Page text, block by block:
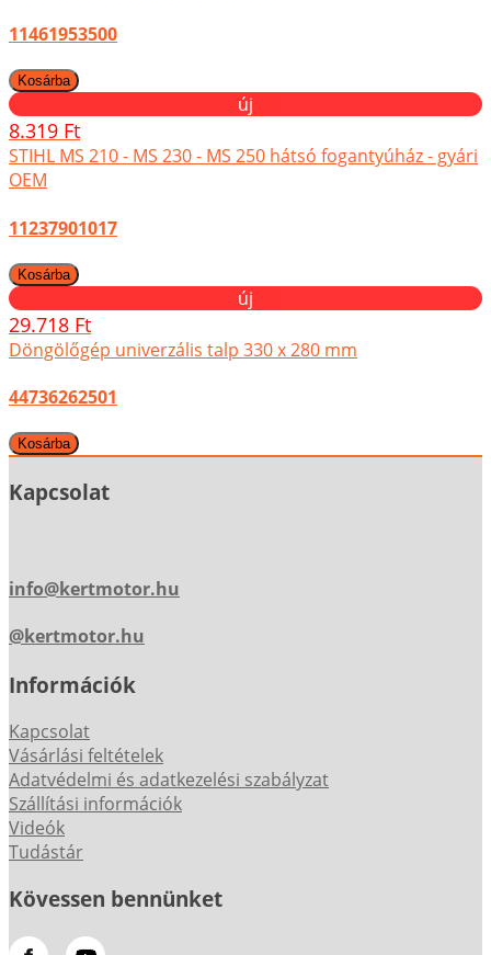
11461953500
új
8.319 Ft
STIHL MS 210 - MS 230 - MS 250 hátsó fogantyúház - gyári
OEM
11237901017
új
29.718 Ft
Döngölőgép univerzális talp 330 x 280 mm
44736262501
Kapcsolat
info@kertmotor.hu
@kertmotor.hu
Információk
Kapcsolat
Vásárlási feltételek
Adatvédelmi és adatkezelési szabályzat
Szállítási információk
Videók
Tudástár
Kövessen bennünket